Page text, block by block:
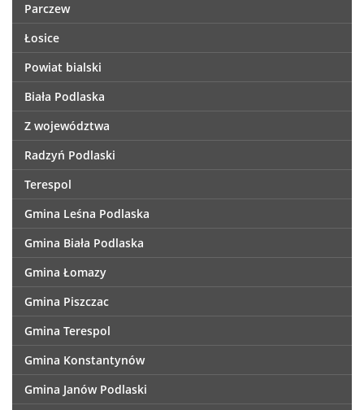
Parczew
Łosice
Powiat bialski
Biała Podlaska
Z województwa
Radzyń Podlaski
Terespol
Gmina Leśna Podlaska
Gmina Biała Podlaska
Gmina Łomazy
Gmina Piszczac
Gmina Terespol
Gmina Konstantynów
Gmina Janów Podlaski